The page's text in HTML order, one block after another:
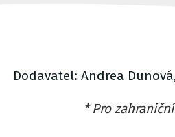
Dodavatel: Andrea
* Pro